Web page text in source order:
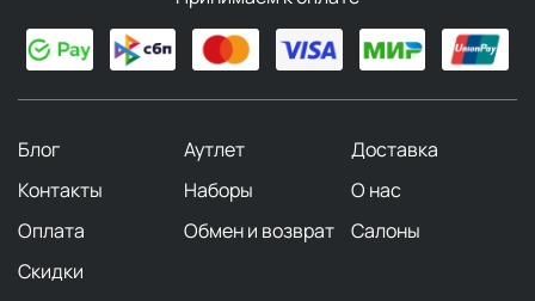
Блог Аутлет
Доставка
Контакты
Наборы
О нас
Оплата
Обмен и возврат
Салоны
Скидки